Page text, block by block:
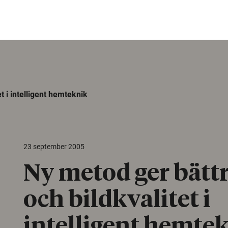
i intelligent hemteknik
23 september 2005
Ny metod ger
och bildkvalitet i